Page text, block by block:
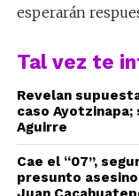
esperarán
Tal vez te
Revelan
caso Ayotzinapa;
Aguirre
Cae el “07”,
presunto